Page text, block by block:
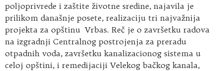
poljoprivrede i zaštite životne sredine, najavila je
prilikom današnje posete, realizaciju tri najvažnija
projekta za opštinu Vrbas. Reč je o završetku radova
na izgradnji Centralnog postrojenja za preradu
otpadnih voda, završetku kanalizacionog sistema u
celoj opštini, i remedijaciji Velekog bačkog kanala,